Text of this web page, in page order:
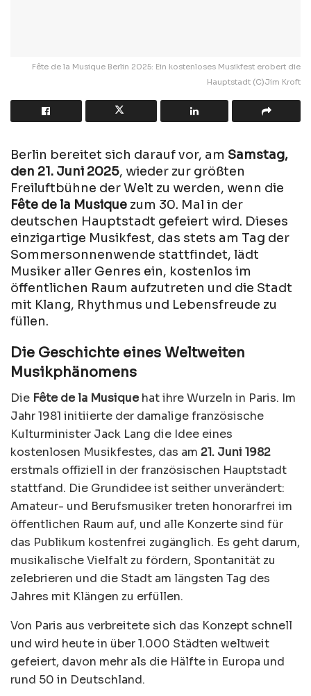
Fête de la Musique Berlin 2025: Ein kostenloses Musikfest erobert die
Hauptstadt (C)Jim Kroft
Berlin bereitet sich darauf vor, am Samstag,
den 21. Juni 2025, wieder zur größten
Freiluftbühne der Welt zu werden, wenn die
Fête de la Musique zum 30. Mal in der
deutschen Hauptstadt gefeiert wird. Dieses
einzigartige Musikfest, das stets am Tag der
Sommersonnenwende stattfindet, lädt
Musiker aller Genres ein, kostenlos im
öffentlichen Raum aufzutreten und die Stadt
mit Klang, Rhythmus und Lebensfreude zu
füllen.
Die Geschichte eines Weltweiten
Musikphänomens
Die Fête de la Musiquehat ihre Wurzeln in Paris. Im
Jahr 1981 initiierte der damalige französische
Kulturminister Jack Lang die Idee eines
kostenlosen Musikfestes, das am 21. Juni 1982
erstmals offiziell in der französischen Hauptstadt
stattfand. Die Grundidee ist seither unverändert:
Amateur- und Berufsmusiker treten honorarfrei im
öffentlichen Raum auf, und alle Konzerte sind für
das Publikum kostenfrei zugänglich. Es geht darum,
musikalische Vielfalt zu fördern, Spontanität zu
zelebrieren und die Stadt am längsten Tag des
Jahres mit Klängen zu erfüllen.
Von Paris aus verbreitete sich das Konzept schnell
und wird heute in über 1.000 Städten weltweit
gefeiert, davon mehr als die Hälfte in Europa und
rund 50 in Deutschland.